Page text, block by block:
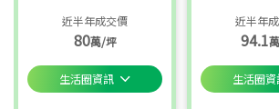
近半年成交價
80萬/坪
生活圈資訊
近半年
94.1
生活圈資